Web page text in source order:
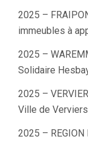
2025 –
immeubles à
2025 –
Solidaire
2025 –
Ville de Verviers
2025 –